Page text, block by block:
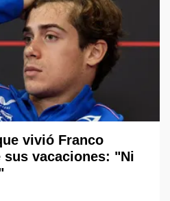
vivió Franco
vacaciones: "Ni